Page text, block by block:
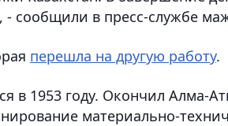
- сообщили в пресс-службе
перешла на другую работу.
в 1953 году. Окончил Алма-
материально-